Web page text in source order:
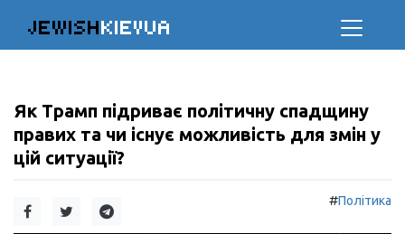
JEWISHKIEVUA
Як Трамп підриває політичну спадщину
правих та чи існує можливість для змін у
цій ситуації?
#Політика